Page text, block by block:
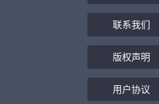
联系我们
版权声明
用户协议